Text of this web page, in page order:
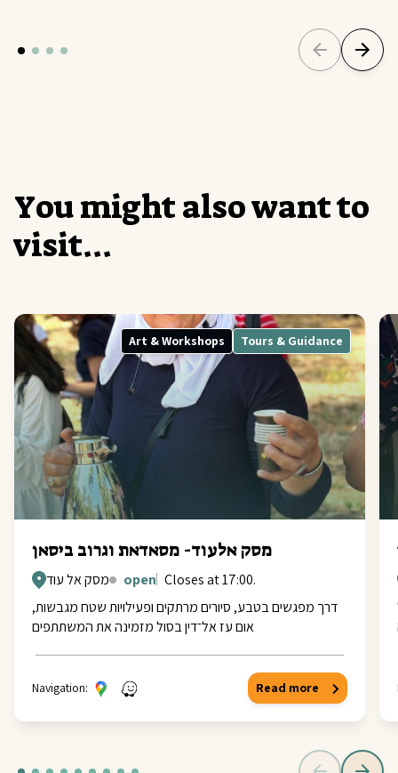
Youmightalsowantto
visit...
Art & Workshops Tours & Guidance
מסק אלעוד- מסאדאת וגרוב ביסאן
מסק אל עוד open Closes at 17:00.
דרך מפגשים בטבע, סיורים מרתקים ופעילויות שטח מגבשות,
אום עז אל־דין בסול מזמינה את המשתתפים
Navigation: Read more